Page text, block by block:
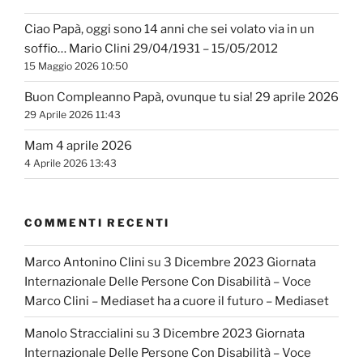
Ciao Papà, oggi sono 14 anni che sei volato via in un
soffio… Mario Clini 29/04/1931 – 15/05/2012
15 Maggio 2026 10:50
Buon Compleanno Papà, ovunque tu sia! 29 aprile 2026
29 Aprile 2026 11:43
Mam 4 aprile 2026
4 Aprile 2026 13:43
COMMENTI RECENTI
Marco Antonino Clini su 3 Dicembre 2023 Giornata
Internazionale Delle Persone Con Disabilità – Voce
Marco Clini – Mediaset ha a cuore il futuro – Mediaset
Manolo Straccialini su 3 Dicembre 2023 Giornata
Internazionale Delle Persone Con Disabilità – Voce